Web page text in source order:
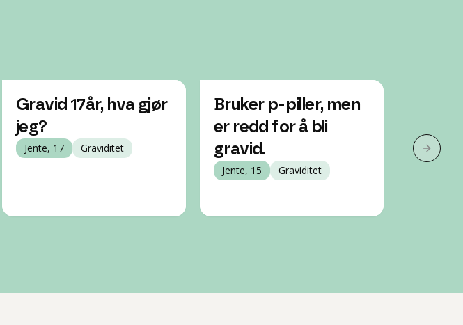
Gravid 17år, hva gjør
jeg?
Jente, 17 Graviditet
Bruker p-piller, men
er redd for å bli
gravid.
Jente, 15 Graviditet
jegNeste